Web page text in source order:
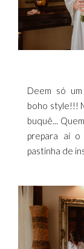
Deem só
boho style!!!
buquê...
prepara aí o
pastinha de